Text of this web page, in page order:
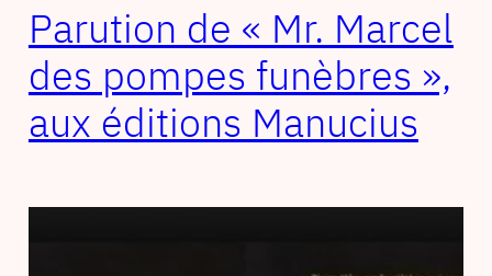
Parution de « Mr. Marcel
des pompes funèbres »,
aux éditions Manucius